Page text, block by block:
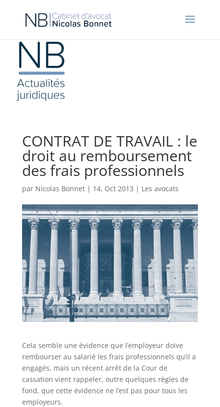
CONTRAT DE TRAVAIL : le
droit au remboursement
des frais professionnels
par Nicolas Bonnet| 14, Oct 2013 | Les avocats
Cela semble une évidence que l’employeur doive
rembourser au salarié les frais professionnels qu’il a
engagés, mais un récent arrêt de la Cour de
cassation vient rappeler, outre quelques règles de
fond, que cette évidence ne l’est pas pour tous les
employeurs.